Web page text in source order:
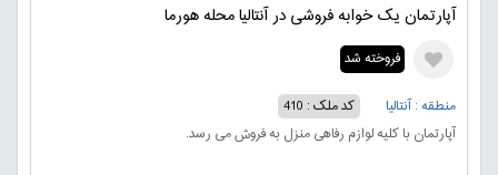
آپارتمان یک خوابه فروشی در آنتالیا محله هورما
فروخته شد
منطقه : آنتالیا
کد ملک : 410
آپارتمان با کلیه لوازم رفاهی منزل به فروش می رسد.